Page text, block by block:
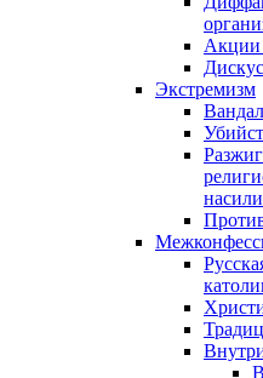
Акции
Экстремизм